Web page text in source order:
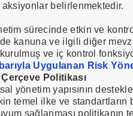
belirlenmektedir.
sürecinde etkin ve
kanuna ve ilgili diğer
ve iç kontrol
Uygulanan Risk
Politikası
yönetim yapısının
temel ilke ve
sağlanması politikanın